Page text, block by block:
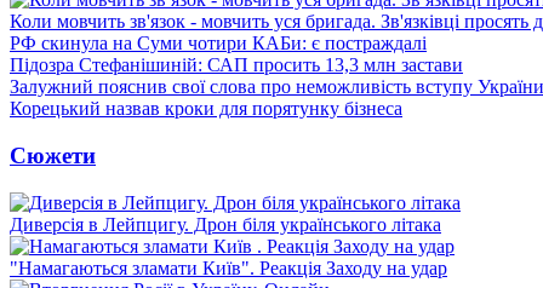
Коли мовчить зв'язок - мовчить уся бригада. Зв'язківці просять
РФ скинула на Суми чотири КАБи: є постраждалі
Підозра Стефанішиній: САП просить 13,3 млн застави
Залужний пояснив свої слова про неможливість вступу
Корецький назвав кроки для порятунку бізнеса
Сюжети
Диверсія в Лейпцигу. Дрон біля українського літака
"Намагаються зламати Київ". Реакція Заходу на удар